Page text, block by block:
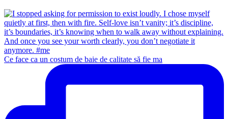
Ce face ca un costum de baie de calitate să fie ma